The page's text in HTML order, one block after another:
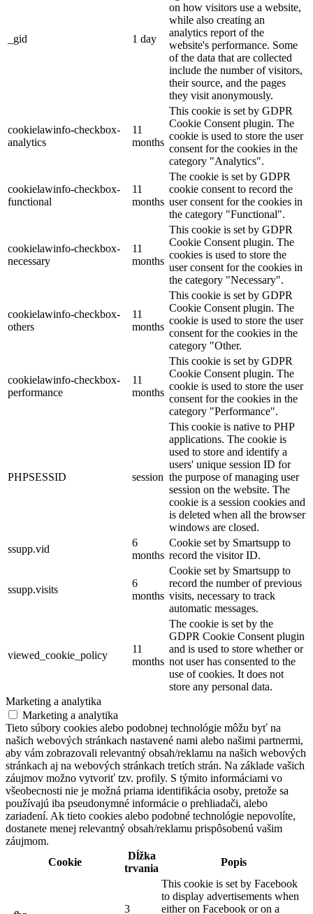
_gid 1 day
on how visitors use a website,
while also creating an
analytics report of the
website's performance. Some
of the data that are collected
include the number of visitors,
their source, and the pages
they visit anonymously.
cookielawinfo-checkbox-
analytics
11
months
This cookie is set by GDPR
Cookie Consent plugin. The
cookie is used to store the user
consent for the cookies in the
category "Analytics".
cookielawinfo-checkbox-
functional
11
months
The cookie is set by GDPR
cookie consent to record the
user consent for the cookies in
the category "Functional".
cookielawinfo-checkbox-
necessary
11
months
This cookie is set by GDPR
Cookie Consent plugin. The
cookies is used to store the
user consent for the cookies in
the category "Necessary".
cookielawinfo-checkbox-
others
11
months
This cookie is set by GDPR
Cookie Consent plugin. The
cookie is used to store the user
consent for the cookies in the
category "Other.
cookielawinfo-checkbox-
performance
11
months
This cookie is set by GDPR
Cookie Consent plugin. The
cookie is used to store the user
consent for the cookies in the
category "Performance".
PHPSESSID session
This cookie is native to PHP
applications. The cookie is
used to store and identify a
users' unique session ID for
the purpose of managing user
session on the website. The
cookie is a session cookies and
is deleted when all the browser
windows are closed.
ssupp.vid
6
months
Cookie set by Smartsupp to
record the visitor ID.
ssupp.visits
6
months
Cookie set by Smartsupp to
record the number of previous
visits, necessary to track
automatic messages.
viewed_cookie_policy
11
months
The cookie is set by the
GDPR Cookie Consent plugin
and is used to store whether or
not user has consented to the
use of cookies. It does not
store any personal data.
Marketing a analytika
Marketing a analytika
Tieto súbory cookies alebo podobnej technológie môžu byť na
našich webových stránkach nastavené nami alebo našimi partnermi,
aby vám zobrazovali relevantný obsah/reklamu na našich webových
stránkach aj na webových stránkach tretích strán. Na základe vašich
záujmov možno vytvoriť tzv. profily. S týmito informáciami vo
všeobecnosti nie je možná priama identifikácia osoby, pretože sa
používajú iba pseudonymné informácie o prehliadači, alebo
zariadení. Ak tieto cookies alebo podobné technológie nepovolíte,
dostanete menej relevantný obsah/reklamu prispôsobenú vašim
záujmom.
Cookie
Dĺžka
trvania
Popis
3
This cookie is set by Facebook
to display advertisements when
either on Facebook or on a